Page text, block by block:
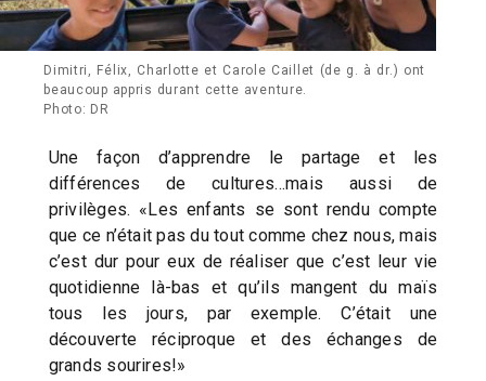
Dimitri, Félix, Charlotte et Carole Caillet (de g. à dr.) ont
beaucoup appris durant cette aventure.
Photo: DR
Une façon d’apprendre le partage et les
différences de cultures…mais aussi de
privilèges. «Les enfants se sont rendu compte
que ce n’était pas du tout comme chez nous, mais
c’est dur pour eux de réaliser que c’est leur vie
quotidienne là-bas et qu’ils mangent du maïs
tous les jours, par exemple. C’était une
découverte réciproque et des échanges de
grands sourires!»